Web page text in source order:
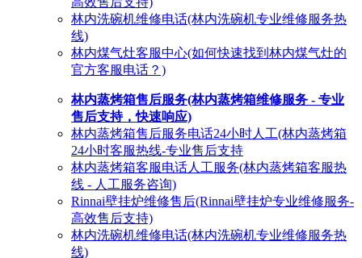
林内洗碗机维修电话(林内洗碗机专业维修服务热
线)
林内煤气灶客服中心(如何快速找到林内煤气灶的
官方客服电话？)
林内蒸烤箱售后服务(林内蒸烤箱维修服务 - 专业
售后支持，快速响应)
林内蒸烤箱售后服务电话24小时人工(林内蒸烤箱
24小时客服热线-专业售后支持
林内蒸烤箱客服电话人工服务(林内蒸烤箱客服热
线 - 人工服务咨询)
Rinnai壁挂炉维修售后(Rinnai壁挂炉专业维修服务-
高效售后支持)
林内洗碗机维修电话(林内洗碗机专业维修服务热
线)